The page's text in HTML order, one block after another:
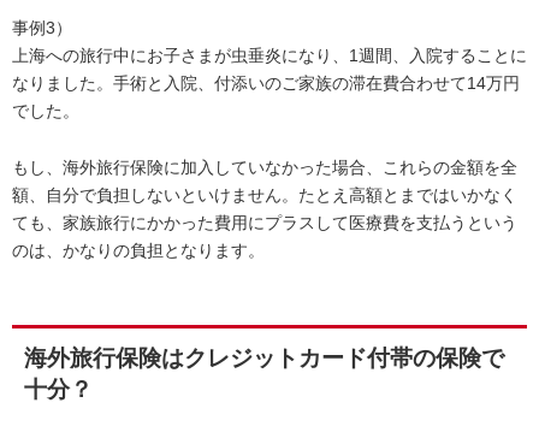
事例3）
上海への旅行中にお子さまが虫垂炎になり、1週間、入院することに
なりました。手術と入院、付添いのご家族の滞在費合わせて14万円
でした。
もし、海外旅行保険に加入していなかった場合、これらの金額を全
額、自分で負担しないといけません。たとえ高額とまではいかなく
ても、家族旅行にかかった費用にプラスして医療費を支払うという
のは、かなりの負担となります。
海外旅行保険はクレジットカード付帯の保険で
十分？